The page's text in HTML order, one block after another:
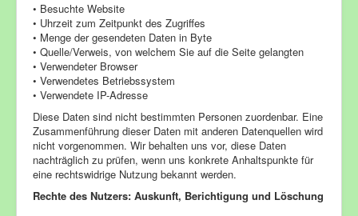
• Besuchte Website
• Uhrzeit zum Zeitpunkt des Zugriffes
• Menge der gesendeten Daten in Byte
• Quelle/Verweis, von welchem Sie auf die Seite gelangten
• Verwendeter Browser
• Verwendetes Betriebssystem
• Verwendete IP-Adresse
Diese Daten sind nicht bestimmten Personen zuordenbar. Eine
Zusammenführung dieser Daten mit anderen Datenquellen wird
nicht vorgenommen. Wir behalten uns vor, diese Daten
nachträglich zu prüfen, wenn uns konkrete Anhaltspunkte für
eine rechtswidrige Nutzung bekannt werden.
Rechte des Nutzers: Auskunft, Berichtigung und Löschung